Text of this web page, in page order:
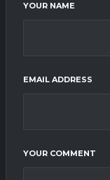
YOUR NAME
EMAIL ADDRESS
YOUR COMMENT